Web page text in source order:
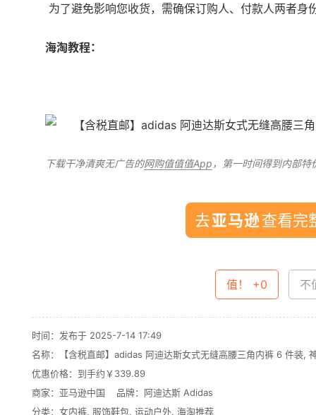
为了避免影响您收货，需确保订购人、付款人两者身
海淘教程：
下载干净清爽无广告的网购值值值App ，第一时间得到内部特
去 查看完
值！ +0 不
时间：发布于 2025-7-14 17:49
名称：
【含税直邮】adidas 阿迪达斯女式无缝高腰三角内裤 6 件装,
优惠价格： 到手约￥339.89
商家： 亚马逊中国 品牌： 阿迪达斯 Adidas
分类： 女内裤, 服饰鞋包, 运动户外, 海淘推荐